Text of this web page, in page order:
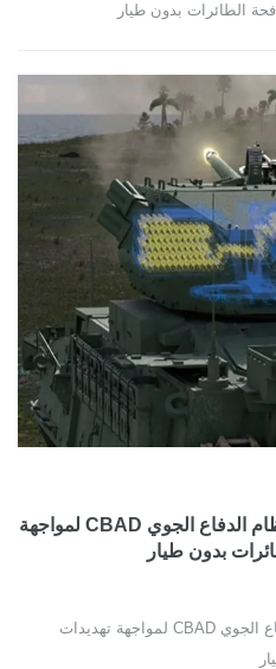
Northrop Grumman تطور نظام الدفاع الجوي CBAD لمواجهة
بدون طيار
Northrop Grumman تطور نظام الدفاع الجوي CBAD لمواجهة تهديدات